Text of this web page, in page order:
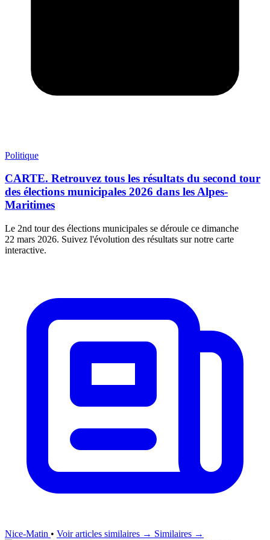
Politique
CARTE. Retrouvez tous les résultats du second tour
des élections municipales 2026 dans les Alpes-
Maritimes
Le 2nd tour des élections municipales se déroule ce dimanche
22 mars 2026. Suivez l'évolution des résultats sur notre carte
interactive.
Nice-Matin • Voir articles similaires → Similaires →